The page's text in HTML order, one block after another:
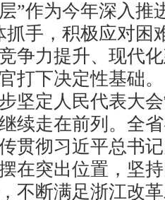
”作为今年深入推
抓手，积极应对困
争力提升、现代
打下决定性基础
坚定人民代表大
续走在前列。全
贯彻习近平总书
在突出位置，坚
不断满足浙江改